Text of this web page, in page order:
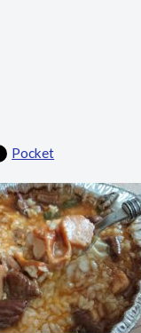
Pocket